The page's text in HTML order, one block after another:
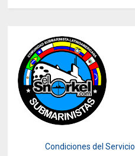
Condiciones del Servicio